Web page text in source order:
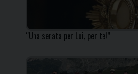
“Una serata per Lui, per te!”